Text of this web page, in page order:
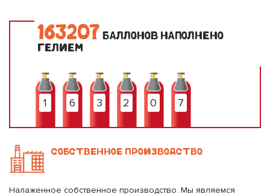
163207 БАЛЛОНОВ НАПОЛНЕНО
ГЕЛИЕМ
1 6 3 2 0 7
СОБСТВЕННОЕ ПРОИЗВОДСТВО
Налаженное собственное производство. Мы являемся